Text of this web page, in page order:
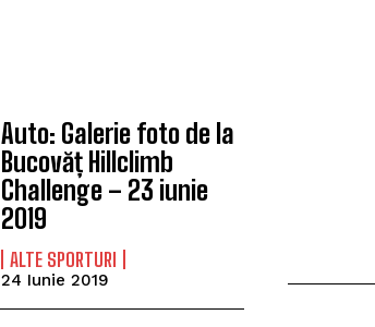
Auto: Galerie foto de la
Bucovăț Hillclimb
Challenge – 23 iunie
2019
ALTE SPORTURI
24 Iunie 2019